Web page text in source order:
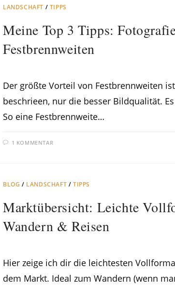
LANDSCHAFT / TIPPS
Meine Top 3 Tipps:
Festbrennweiten
Der größte Vorteil von Festbrennweiten
beschrieen, nur die besser Bildqualität.
So eine Festbrennweite…
1 KOMMENTAR
BLOG / LANDSCHAFT /TIPPS
Marktübersicht: Leichte
Wandern & Reisen
Hier zeige ich dir die leichtesten
dem Markt. Ideal zum Wandern (wenn